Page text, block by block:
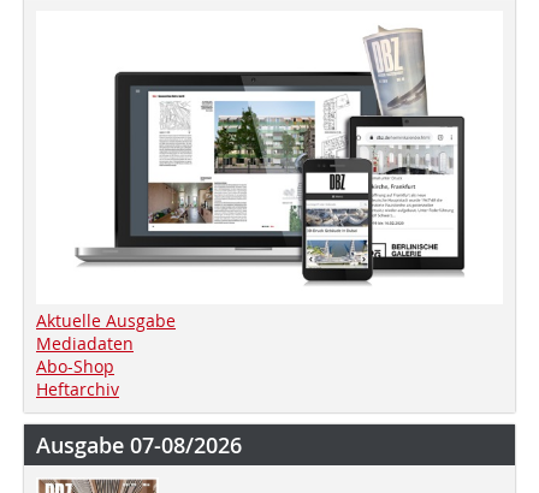
Aktuelle Ausgabe
Mediadaten
Abo-Shop
Heftarchiv
Ausgabe 07-08/2026